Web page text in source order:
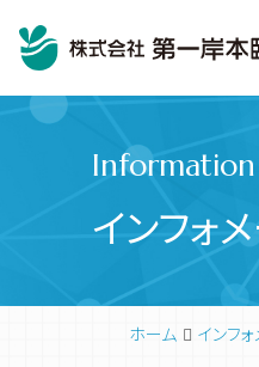
Information
インフォ
ホーム インフ